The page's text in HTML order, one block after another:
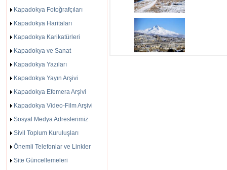
Kapadokya Fotoğrafçıları
Kapadokya Haritaları
Kapadokya Karikatürleri
Kapadokya ve Sanat
Kapadokya Yazıları
Kapadokya Yayın Arşivi
Kapadokya Efemera Arşivi
Kapadokya Video-Film Arşivi
Sosyal Medya Adreslerimiz
Sivil Toplum Kuruluşları
Önemli Telefonlar ve Linkler
Site Güncellemeleri